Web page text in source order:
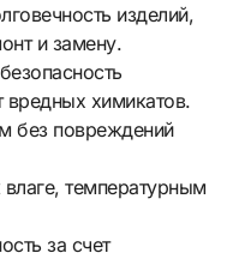
изделий,
и замену.
вредных химикатов.
без повреждений
температурным
за счет